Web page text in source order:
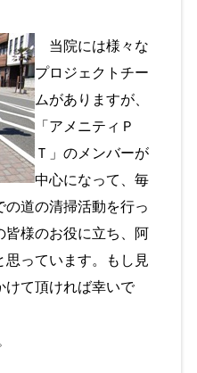
当院には様々な
プロジェクトチー
ムがありますが、
「アメニティＰ
Ｔ」のメンバーが
中心になって、毎
道の清掃活動を行っ
皆様のお役に立ち、阿
思っています。もし見
けて頂ければ幸いで